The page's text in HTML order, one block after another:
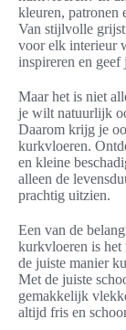
kleuren, patronen
Van stijlvolle
voor elk interieur
inspireren en geef
Maar het is niet
je wilt natuurlijk
Daarom krijg je
kurkvloeren.
en kleine
alleen de
prachtig uitzien.
Een van de
kurkvloeren is het
de juiste manier
Met de juiste
gemakkelijk
altijd fris en